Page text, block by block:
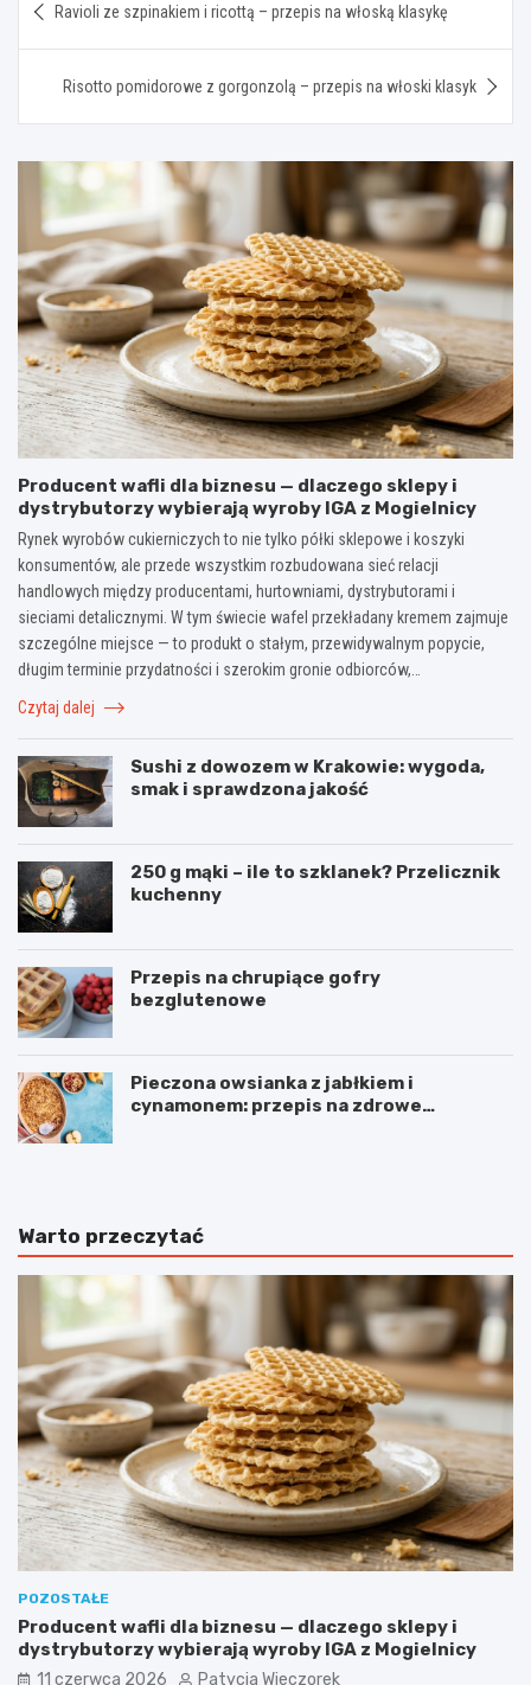
wpisu
Ravioli ze szpinakiem i ricottą – przepis na włoską klasykę
Risotto pomidorowe z gorgonzolą – przepis na włoski klasyk
Producent wafli dla biznesu — dlaczego sklepy i
dystrybutorzy wybierają wyroby IGA z Mogielnicy
Rynek wyrobów cukierniczych to nie tylko półki sklepowe i koszyki
konsumentów, ale przede wszystkim rozbudowana sieć relacji
handlowych między producentami, hurtowniami, dystrybutorami i
sieciami detalicznymi. W tym świecie wafel przekładany kremem zajmuje
szczególne miejsce — to produkt o stałym, przewidywalnym popycie,
długim terminie przydatności i szerokim gronie odbiorców,…
Czytaj dalej
Sushi z dowozem w Krakowie: wygoda,
smak i sprawdzona jakość
250 g mąki – ile to szklanek? Przelicznik
kuchenny
Przepis na chrupiące gofry
bezglutenowe
Pieczona owsianka z jabłkiem i
cynamonem: przepis na zdrowe
Warto przeczytać
POZOSTAŁE
Producent wafli dla biznesu — dlaczego sklepy i
dystrybutorzy wybierają wyroby IGA z Mogielnicy
11 czerwca 2026 Patycja Wieczorek